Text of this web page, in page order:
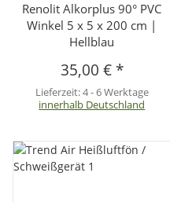
Renolit Alkorplus 90° PVC
Winkel 5 x 5 x 200 cm |
Hellblau
35,00 € *
Lieferzeit:4 - 6 Werktage
innerhalb Deutschland